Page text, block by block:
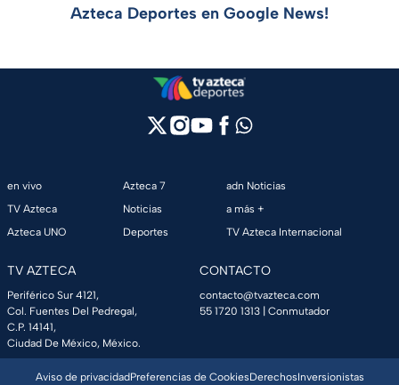
Azteca Deportes en Google News!
en vivo
TV Azteca
Azteca UNO
Azteca 7
Noticias
Deportes
adn Noticias
a más +
TV Azteca Internacional
TV AZTECA
Periférico Sur 4121,
Col. Fuentes Del Pedregal,
C.P. 14141,
Ciudad De México, México.
CONTACTO
contacto@tvazteca.com
55 1720 1313 | Conmutador
Aviso de privacidadPreferencias de CookiesDerechosInversionistas